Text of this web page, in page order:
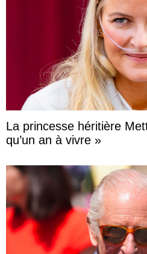
La princesse héritière
qu’un an à vivre »